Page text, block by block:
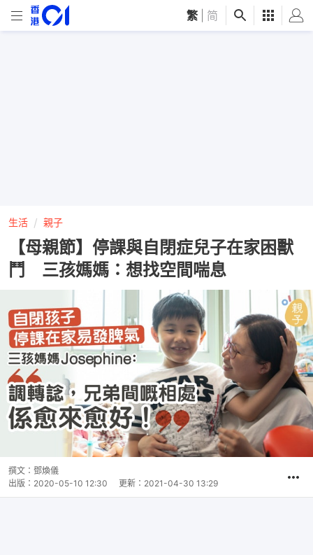
繁 简
生活 親子
【母親節】停課與自閉症兒子在家困獸
鬥 三孩媽媽：想找空間喘息
撰文： 鄧煥儀
出版： 2020-05-10 12:30 更新： 2021-04-30 13:29